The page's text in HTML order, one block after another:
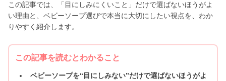
この記事では、「目にしみにくいこと」だけで選ばないほうがよ
い理由と、ベビーソープ選びで本当に大切にしたい視点を、わか
りやすく紹介します。
この記事を読むとわかること
ベビーソープを“目にしみない”だけで選ばないほうがよ